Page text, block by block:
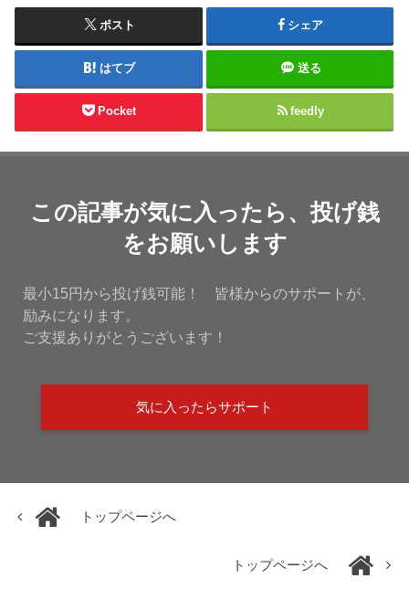
ポスト シェア
はてブ 送る
Pocket feedly
この記事が気に入ったら、投げ銭
をお願いします
最小15円から投げ銭可能！ 皆様からのサポートが、
励みになります。
ご支援ありがとうございます！
気に入ったらサポート
トップページへ
トップページへ